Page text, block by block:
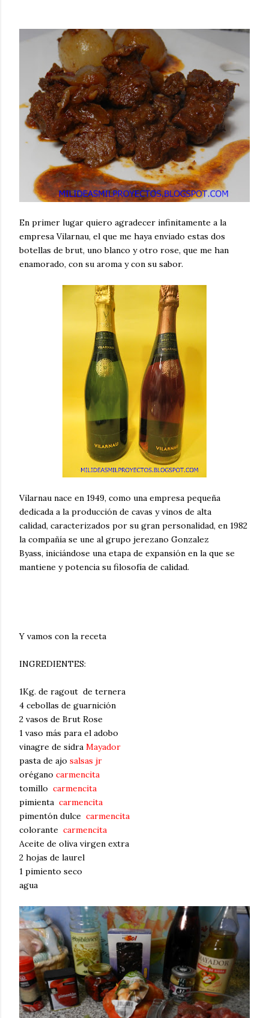
En primer lugar quiero agradecer infinitamente a la
empresa Vilarnau, el que me haya enviado estas dos
botellas de brut, uno blanco y otro rose, que me han
enamorado, con su aroma y con su sabor.
Vilarnau nace en 1949, como una empresa pequeña
dedicada a la producción de cavas y vinos de alta
calidad, caracterizados por su gran personalidad, en 1982
la compañía se une al grupo jerezano Gonzalez
Byass, iniciándose una etapa de expansión en la que se
mantiene y potencia su filosofía de calidad.
Y vamos con la receta
INGREDIENTES:
1Kg. de ragout de ternera
4 cebollas de guarnición
2 vasos de Brut Rose
1 vaso más para el adobo
vinagre de sidra Mayador
pasta de ajo salsas jr
orégano carmencita
tomillo carmencita
pimienta carmencita
pimentón dulce carmencita
colorante carmencita
Aceite de oliva virgen extra
2 hojas de laurel
1 pimiento seco
agua